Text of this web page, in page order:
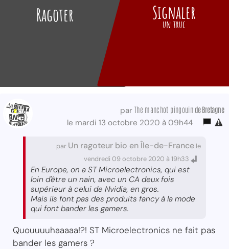
Ragoter Signaler
un truc
par The manchot pingouin de Bretagne
le mardi 13 octobre 2020 à 09h44
par Un ragoteur bio en Île-de-France le
vendredi 09 octobre 2020 à 19h33
En Europe, on a ST Microelectronics, qui est
loin d'être un nain, avec un CA deux fois
supérieur à celui de Nvidia, en gros.
Mais ils font pas des produits fancy à la mode
qui font bander les gamers.
Quouuuuhaaaaa!?! ST Microelectronics ne fait pas
bander les gamers ?